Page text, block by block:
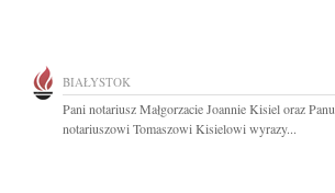
BIAŁYSTOK
Pani notariusz Małgorzacie Joannie Kisiel oraz Panu
notariuszowi Tomaszowi Kisielowi wyrazy...